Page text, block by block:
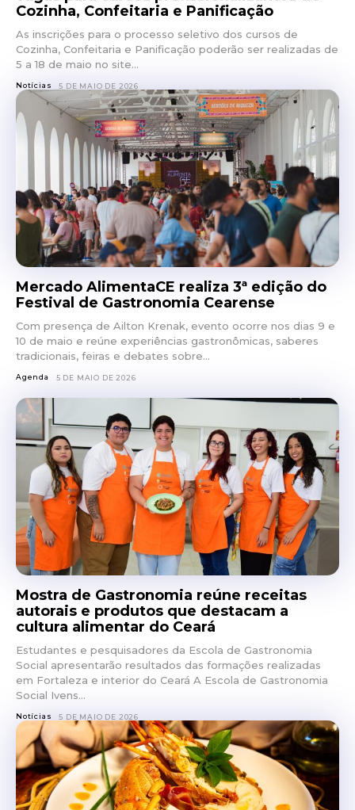
Cozinha, Confeitaria e Panificação
As inscrições para o processo seletivo dos cursos de
Cozinha, Confeitaria e Panificação poderão ser realizadas de
5 a 18 de maio no site...
Notícias 5 DE MAIO DE 2026
Mercado AlimentaCE realiza 3ª edição do
Festival de Gastronomia Cearense
Com presença de Ailton Krenak, evento ocorre nos dias 9 e
10 de maio e reúne experiências gastronômicas, saberes
tradicionais, feiras e debates sobre...
Agenda 5 DE MAIO DE 2026
Mostra de Gastronomia reúne receitas
autorais e produtos que destacam a
cultura alimentar do Ceará
Estudantes e pesquisadores da Escola de Gastronomia
Social apresentarão resultados das formações realizadas
em Fortaleza e interior do Ceará A Escola de Gastronomia
Social Ivens...
Notícias 5 DE MAIO DE 2026